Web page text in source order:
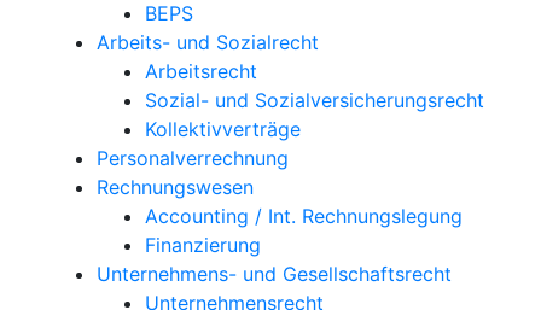
BEPS
Arbeits- und Sozialrecht
Arbeitsrecht
Sozial- und Sozialversicherungsrecht
Kollektivverträge
Personalverrechnung
Rechnungswesen
Accounting / Int. Rechnungslegung
Finanzierung
Unternehmens- und Gesellschaftsrecht
Unternehmensrecht